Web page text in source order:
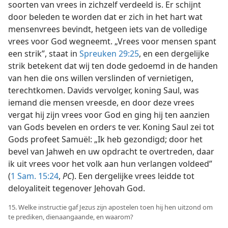
soorten van vrees in zichzelf verdeeld is. Er schijnt
door beleden te worden dat er zich in het hart wat
mensenvrees bevindt, hetgeen iets van de volledige
vrees voor God wegneemt. „Vrees voor mensen spant
een strik”, staat in Spreuken 29:25, en een dergelijke
strik betekent dat wij ten dode gedoemd in de handen
van hen die ons willen verslinden of vernietigen,
terechtkomen. Davids vervolger, koning Saul, was
iemand die mensen vreesde, en door deze vrees
vergat hij zijn vrees voor God en ging hij ten aanzien
van Gods bevelen en orders te ver. Koning Saul zei tot
Gods profeet Samuël: „Ik heb gezondigd; door het
bevel van Jahweh en uw opdracht te overtreden, daar
ik uit vrees voor het volk aan hun verlangen voldeed”
(1 Sam. 15:24, PC). Een dergelijke vrees leidde tot
deloyaliteit tegenover Jehovah God.
15. Welke instructie gaf Jezus zijn apostelen toen hij hen uitzond om
te prediken, dienaangaande, en waarom?